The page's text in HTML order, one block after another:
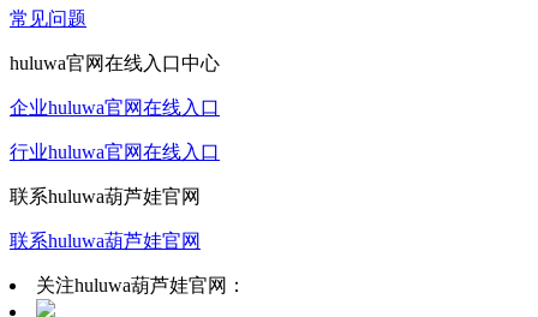
常见问题
huluwa官网在线入口中心
企业huluwa官网在线入口
行业huluwa官网在线入口
联系huluwa葫芦娃官网
联系huluwa葫芦娃官网
关注huluwa葫芦娃官网：